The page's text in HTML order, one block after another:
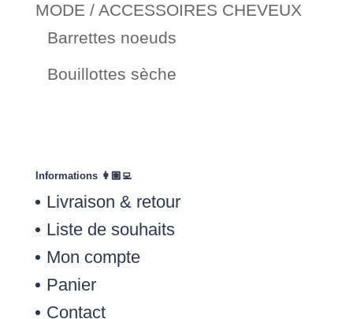
MODE / ACCESSOIRES CHEVEUX
Barrettes noeuds
Bouillottes sèche
Informations 👩🏽‍💻
Livraison & retour
Liste de souhaits
Mon compte
Panier
Contact